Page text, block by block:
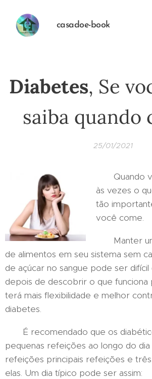
casadoe-book
Diabetes, Se
saiba quando
25/01/2021
Quando
às vezes o
tão
você come.
Manter
de alimentos em seu sistema sem
de açúcar no sangue pode ser difícil
depois de descobrir o que
terá mais flexibilidade e melhor
diabetes.
É recomendado que os
pequenas refeições ao longo do
refeições principais refeições e
elas. Um dia típico pode ser assim: